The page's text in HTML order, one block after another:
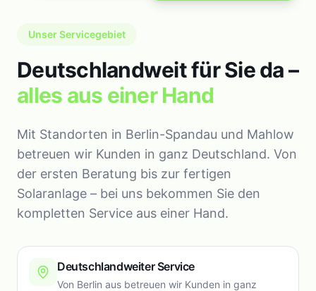
Unser Servicegebiet
Deutschlandweit für Sie da –
alles aus einer Hand
Mit Standorten in Berlin-Spandau und Mahlow
betreuen wir Kunden in ganz Deutschland. Von
der ersten Beratung bis zur fertigen
Solaranlage – bei uns bekommen Sie den
kompletten Service aus einer Hand.
Deutschlandweiter Service
Von Berlin aus betreuen wir Kunden in ganz